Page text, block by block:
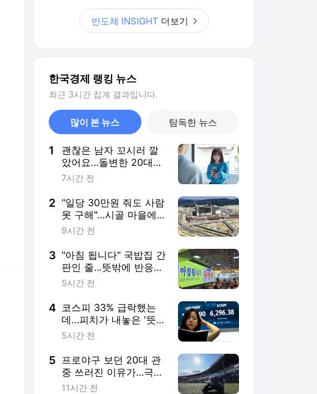
반도체 INSIGHT 더보기
한국경제 랭킹 뉴스
최근 3시간 집계 결과입니다.
많이 본 뉴스 탐독한 뉴스
1
괜찮은 남자 꼬시러 깔
았어요…돌변한 20대女,
알고 보니 [매칭의 기술
7시간 전
2 "일당 30만원 줘도 사람
못 구해"…시골 마을에
무슨 일이
9시간 전
3 "아침 됩니다" 국밥집 간
판인 줄…뜻밖에 반응
폭발한 곳 [트렌드+]
5시간 전
4 코스피 33% 급락했는
데…피치가 내놓은 '뜻밖
의 경고' 뭐길래
5시간 전
5 프로야구 보던 20대 관
중 쓰러진 이유가…극한
폭염에 '경고'
11시간 전